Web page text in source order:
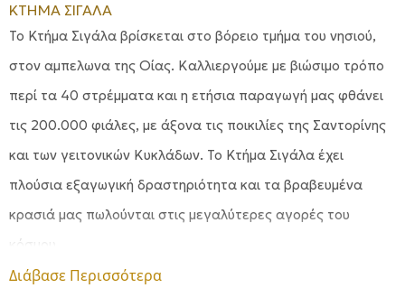
ΚΤΗΜΑ ΣΙΓΑΛΑ
Το Κτήμα Σιγάλα βρίσκεται στο βόρειο τμήμα του νησιού,
στον αμπελωνα της Οίας. Καλλιεργούμε με βιώσιμο τρόπο
περί τα 40 στρέμματα και η ετήσια παραγωγή μας φθάνει
τις 200.000 φιάλες, με άξονα τις ποικιλίες της Σαντορίνης
και των γειτονικών Κυκλάδων. Το Κτήμα Σιγάλα έχει
πλούσια εξαγωγική δραστηριότητα και τα βραβευμένα
κρασιά μας πωλούνται στις μεγαλύτερες αγορές του
κόσμου.
Διάβασε Περισσότερα